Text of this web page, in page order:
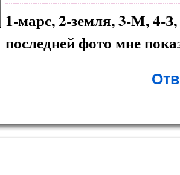
1-марс, 2-земля, 3-М, 4-
последней фото мне